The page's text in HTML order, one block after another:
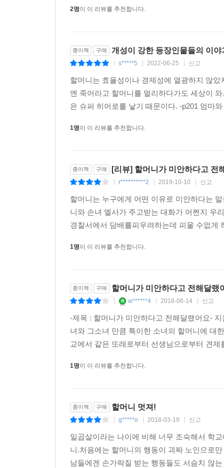
‘엘사’가 있다. 매력적이면서도 공감할 수밖에
벌써부터 크다.
『할머니가 미안하다고 전해달랬어요』(이하
학교에서는 왕따요, 선생님들에게는 눈엣가시
볼일을 볼 땐 늘 화장실 문을 활짝 열어놓고,
남들과 다른 건 특별한 거라고 가르쳐준다.
이야기는 할머니가 편지 배달이라는 아주 중요
엄청난 모험이 펼쳐질 거라고, 그런 데 보냈다고
말이다. 이에 엘사는 미심쩍어하는 눈빛으로 쏘
배크만은 자신이 가진 상상력의 힘을 맘껏 발휘
할머니와 엘사가 공유하는 ‘깰락말락나라’라는
외국 독자들은 배크만이 『오베라는 남자』에서
위에 디딘 발을 떼고 맘껏 날고픈 판타지를 갖고
배크만이라고 생각한다. 이 책을 읽는 사람이라
물론 [오베라는 남자]를 읽다가도 아주 긴 시간 동
배크만의 신작 장편소설 『할미전』은 부모자식
부모는 늙어가고 자식은 머리가 굵어갈수록 서
2명이 이 리뷰를 추천합니다.
종이책 구매 개성이 강한 등장인물들의 이
s*****5 2022-06-25 신고
할머니는 효율성이나 경제성에 열광하지 않
엔 죽어라고 할머니를 멀리하다가도 세상이
은 슈퍼 히어로를 낳기 때문이다. -p201 엄마
1명이 이 리뷰를 추천합니다.
종이책 구매 [리뷰] 할머니가 미안하다고 전
r**********2 2019-10-10 신고
할머니는 누구에게 어떤 이유로 미안하다는
니와 손녀 엘사가 주고받는 대화가 어쩐지 우
경찰서에서 담배를피우려하는데 피울 수없게
1명이 이 리뷰를 추천합니다.
종이책 구매 할머니가 미안하다고 전해달랬
w******4 2018-06-14 신고
-제목 : 할머니가 미안하다고 전해달랬어요-
녀와 그소녀 만큼 특이한 소녀의 할머니에 대
교에서 같은 또래로부터 선생님으로부터 견
1명이 이 리뷰를 추천합니다.
종이책 구매 할머니 멋져!
g*****o 2018-03-19 신고
일곱살이라는 나이에 비해 너무 조숙해서 학
니.처음에는 할머니의 행동이 괴짜 노인으로
남들에겐 손가락질 받는 행동들도 서슴치 않